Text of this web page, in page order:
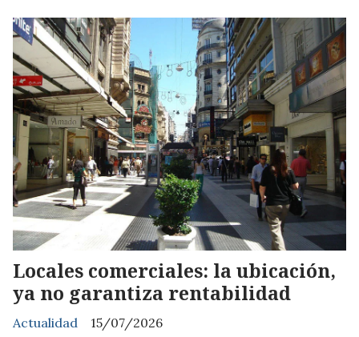
Locales comerciales: la ubicación,
ya no garantiza rentabilidad
Actualidad
15/07/2026